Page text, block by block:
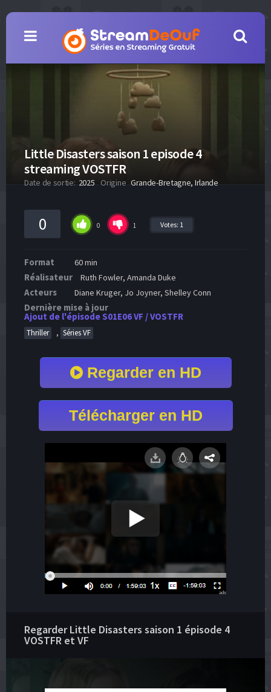
Little Disasters saison 1 episode 4
streaming VOSTFR
Date de sortie: 2025 Origine Grande-Bretagne, Irlande
0 0 1 Votes: 1
Format 60 min
Réalisateur Ruth Fowler, Amanda Duke
Acteurs Diane Kruger, Jo Joyner, Shelley Conn
Dernière mise à jour
Ajout de l'épisode S01E06 VF / VOSTFR
Thriller , Séries VF
Regarder en HD
Télécharger en HD
ads
Regarder Little Disasters saison 1 épisode 4
VOSTFR et VF